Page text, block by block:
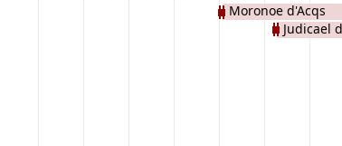
Moronoe d'Acqs
Judicael